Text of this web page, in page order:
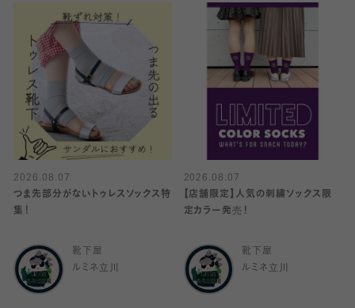
2026.08.07
つま先部分がないトゥレスソックス特
集！
靴下屋
ルミネ立川
2026.08.07
【店舗限定】人気の刺繍ソックス限
定カラー発売！
靴下屋
ルミネ立川